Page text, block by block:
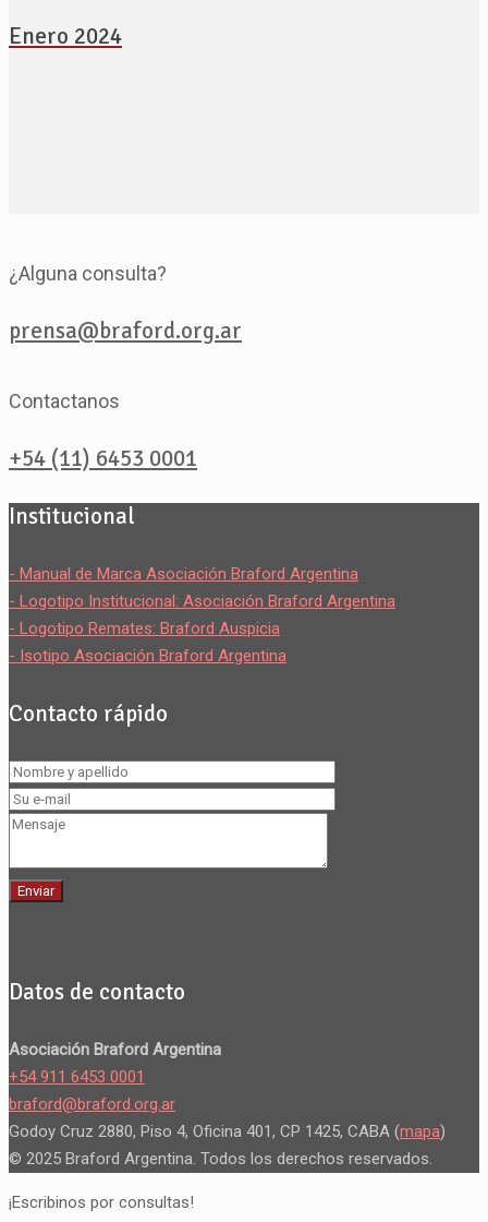
Enero 2024
¿Alguna consulta?
prensa@braford.org.ar
Contactanos
+54 (11) 6453 0001
Institucional
- Manual de Marca Asociación Braford Argentina
- Logotipo Institucional: Asociación Braford Argentina
- Logotipo Remates: Braford Auspicia
- Isotipo Asociación Braford Argentina
Contacto rápido
Datos de contacto
Asociación Braford Argentina
+54 911 6453 0001
braford@braford.org.ar
Godoy Cruz 2880, Piso 4, Oficina 401, CP 1425, CABA (mapa)
© 2025 Braford Argentina. Todos los derechos reservados.
¡Escribinos por consultas!